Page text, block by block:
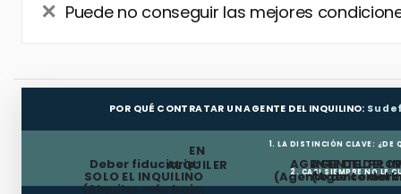
Puede no conseguir las mejores
POR QUÉ CONTRATAR UN AGENTE DEL INQUILINO: Su
1. LA DISTINCIÓN CLAVE: ¿DE
AGENTE DEL
(Agente de
EN
ALQUILER
AGENTE DEL
(Agente del
Deber fiduciario:
SOLO EL INQUILINO
(Alquiler más bajo,
2. CASI SIEMPRE NO LE